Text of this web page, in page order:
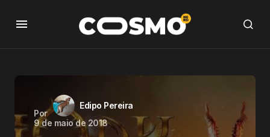
Por
Edipo Pereira
9 de maio de 2018